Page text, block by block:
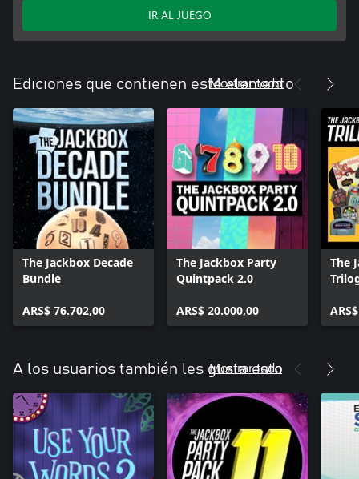
IR AL JUEGO
Ediciones que contienen este elemento
Mostrar todo
The Jackbox Decade
Bundle
ARS$ 76.702,00
The Jackbox Party
Quintpack 2.0
ARS$ 20.000,00
The
A los usuarios también les gusta esto
Mostrar todo